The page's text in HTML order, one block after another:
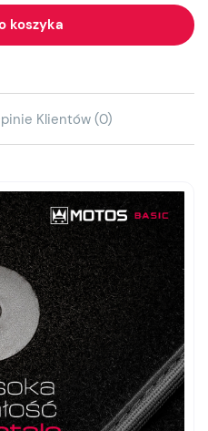
koszyka
Klientów (0)